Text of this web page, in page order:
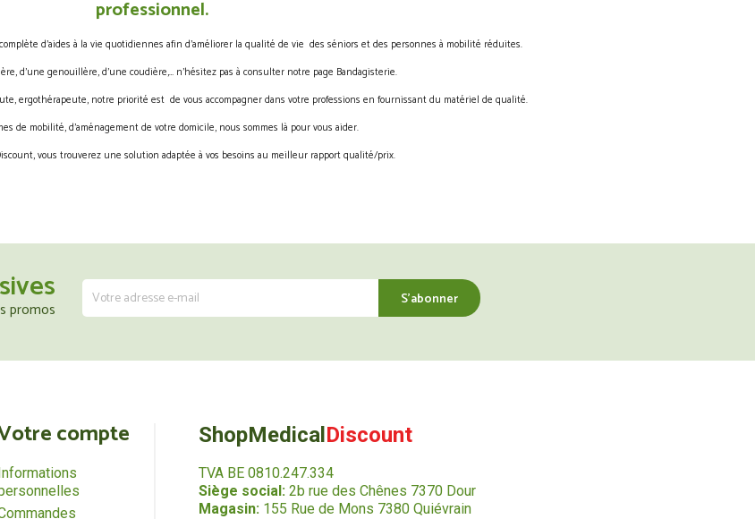
professionnel.
d’aides à la vie quotidiennes afin d’améliorer la qualité de vie des séniors et des personnes à mobilité réduites.
d’une genouillère, d’une coudière,… n’hésitez pas à consulter notre page Bandagisterie.
ergothérapeute, notre priorité est de vous accompagner dans votre professions en fournissant du matériel de qualité.
de mobilité, d’aménagement de votre domicile, nous sommes là pour vous aider.
vous trouverez une solution adaptée à vos besoins au meilleur rapport qualité/prix.
promos
compte ShopMedical Discount
TVA BE 0810.247.334
Siège social:2b rue des Chênes 7370 Dour
Magasin:155 Rue de Mons 7380 Quiévrain